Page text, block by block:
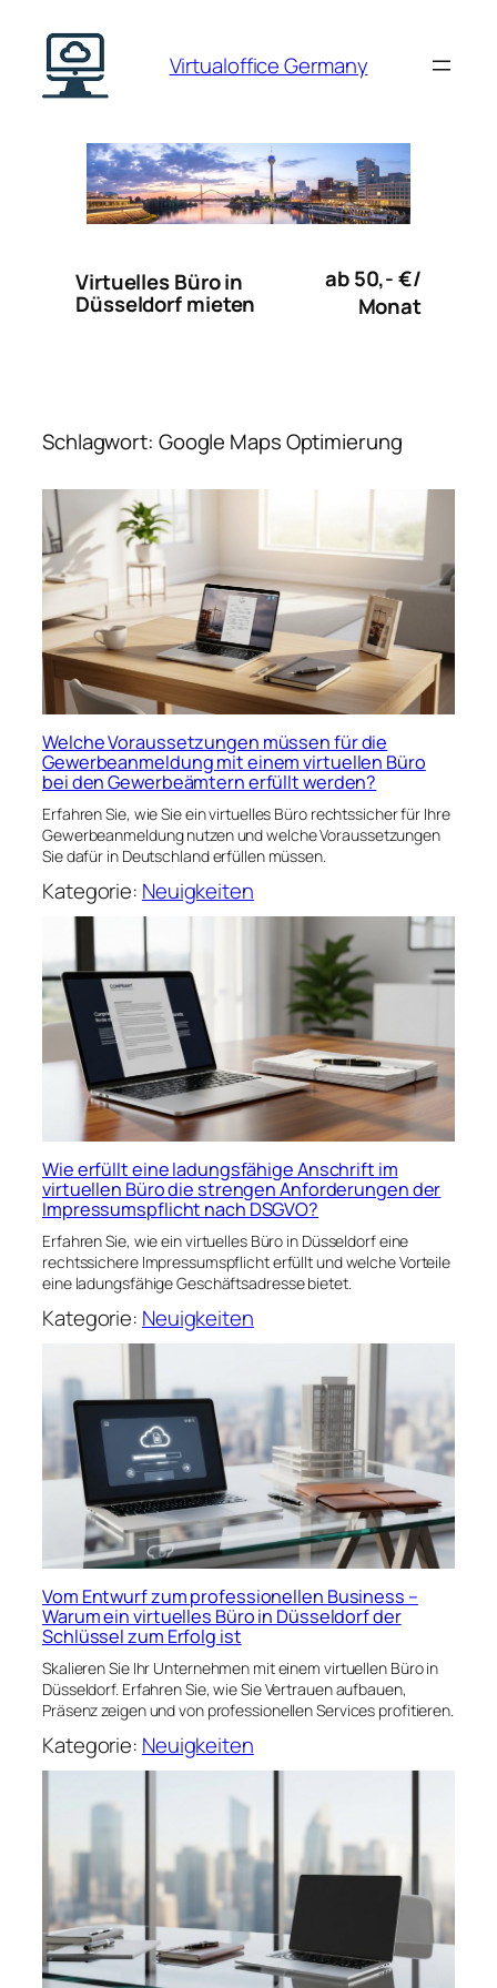
Inhalt
springen
Virtualoffice Germany
Virtuelles Büro in
Düsseldorf mieten
ab 50,- €/
Monat
Schlagwort: Google Maps Optimierung
Welche Voraussetzungen müssen für die
Gewerbeanmeldung mit einem virtuellen Büro
bei den Gewerbeämtern erfüllt werden?
Erfahren Sie, wie Sie ein virtuelles Büro rechtssicher für Ihre
Gewerbeanmeldung nutzen und welche Voraussetzungen
Sie dafür in Deutschland erfüllen müssen.
Kategorie: Neuigkeiten
Wie erfüllt eine ladungsfähige Anschrift im
virtuellen Büro die strengen Anforderungen der
Impressumspflicht nach DSGVO?
Erfahren Sie, wie ein virtuelles Büro in Düsseldorf eine
rechtssichere Impressumspflicht erfüllt und welche Vorteile
eine ladungsfähige Geschäftsadresse bietet.
Kategorie: Neuigkeiten
Vom Entwurf zum professionellen Business –
Warum ein virtuelles Büro in Düsseldorf der
Schlüssel zum Erfolg ist
Skalieren Sie Ihr Unternehmen mit einem virtuellen Büro in
Düsseldorf. Erfahren Sie, wie Sie Vertrauen aufbauen,
Präsenz zeigen und von professionellen Services profitieren.
Kategorie: Neuigkeiten